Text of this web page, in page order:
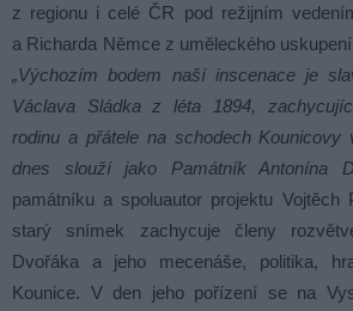
z regionu i celé ČR pod režijním
a Richarda Němce z uměleckého
„Výchozím bodem naší inscenace je
Václava Sládka z léta 1894,
rodinu a přátele na schodech
dnes slouží jako Památník Antonína
památníku a spoluautor projektu Vojtěch
starý snímek zachycuje členy
Dvořáka a jeho mecenáše, politika,
Kounice. V den jeho pořízení se na